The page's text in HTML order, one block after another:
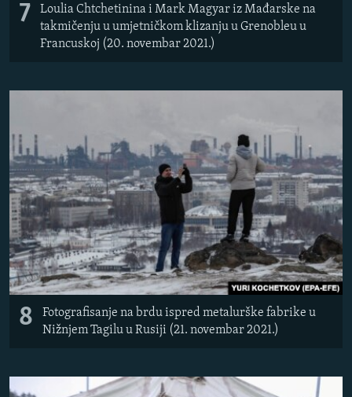
7
Loulia Chtchetinina i Mark Magyar iz Mađarske na
takmičenju u umjetničkom klizanju u Grenobleu u
Francuskoj (20. novembar 2021.)
8
Fotografisanje na brdu ispred metalurške fabrike u
Nižnjem Tagilu u Rusiji (21. novembar 2021.)